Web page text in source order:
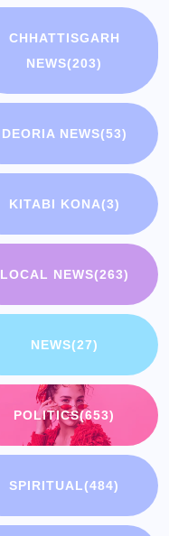
CHHATTISGARH
NEWS(203)
DEORIA NEWS(53)
KITABI KONA(3)
LOCAL NEWS(263)
NEWS(27)
POLITICS(653)
SPIRITUAL(484)